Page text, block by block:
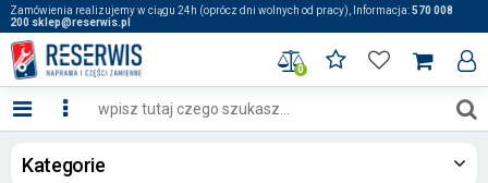
Zamówienia realizujemy w ciągu 24h (oprócz dni wolnych od pracy), Informacja:570 008
200 sklep@reserwis.pl
0
Kategorie